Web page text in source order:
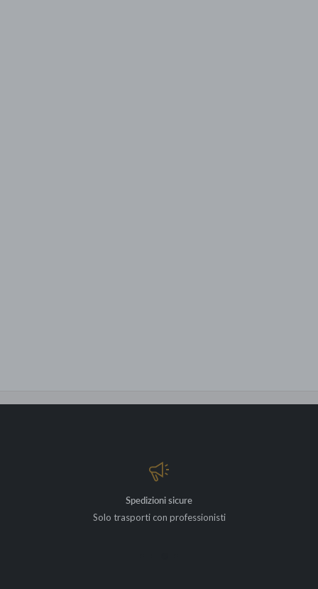
Spedizioni sicure
Solo trasporti con professionisti